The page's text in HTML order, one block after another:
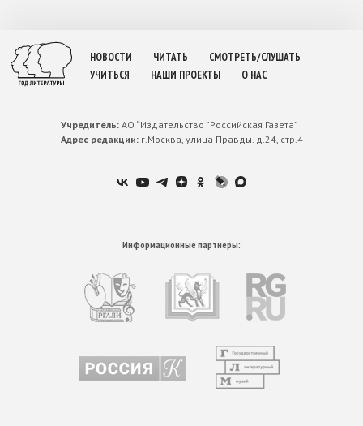
НОВОСТИ ЧИТАТЬ
СМОТРЕТЬ/СЛУШАТЬ
УЧИТЬСЯ
НАШИ ПРОЕКТЫ О НАС
Учредитель:АО “Издательство ”Российская Газета”
Адрес редакции:г.Москва, улица Правды. д.24, стр.4
Информационные партнеры: